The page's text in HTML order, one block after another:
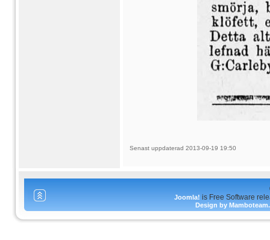
Senast uppdaterad 2013-09-19 19:50
Joomla! is Free Software
Design by